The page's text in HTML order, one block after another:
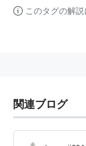
このタグの解
関連ブログ